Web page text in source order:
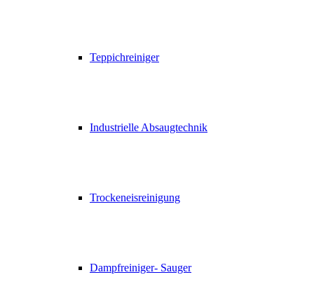
Teppichreiniger
Industrielle Absaugtechnik
Trockeneisreinigung
Dampfreiniger- Sauger